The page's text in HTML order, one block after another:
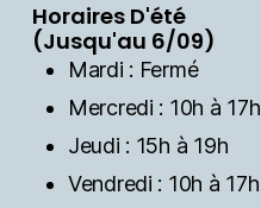
Horaires D'été
(Jusqu'au 6/09)
Mardi : Fermé
Mercredi : 10h à 17h
Jeudi : 15h à 19h
Vendredi : 10h à 17h